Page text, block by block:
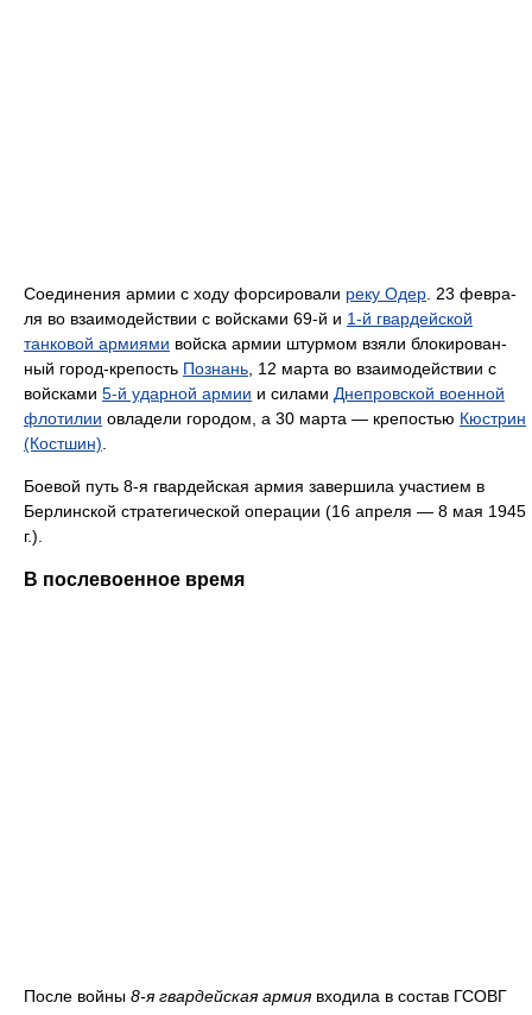
Соединения армии с ходу форсировали реку Одер . 23 февра­
ля во взаимодействии с войсками 69-й и 1-й гвардейской
танковой армиями вой­ска армии штурмом взяли блокирован­
ный город-крепость Познань , 12 марта во взаимодействии с
войсками 5-й удар­ной армии и силами Днепровской воен­ной
флотилии овладели городом, а 30 мар­та — крепостью Кюстрин
(Костшин)
Боевой путь 8-я гвардейская ар­мия завершила участием в
Берлинской стратегической операции (16 апреля — 8 мая 1945
г.).
В послевоенное время
После войны 8-я гвардейская армиявходила в состав ГСОВГ